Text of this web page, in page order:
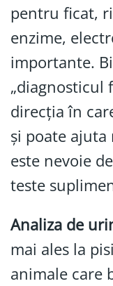
pentru ficat,
enzime,
importante.
„diagnosticul
direcția în
și poate ajuta
este nevoie
teste
Analiza de
mai ales la
animale care